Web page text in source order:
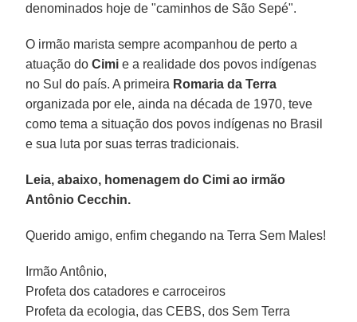
denominados hoje de "caminhos de São Sepé".
O irmão marista sempre acompanhou de perto a
atuação doCimi e a realidade dos povos indígenas
no Sul do país. A primeira Romaria da Terra
organizada por ele, ainda na década de 1970, teve
como tema a situação dos povos indígenas no Brasil
e sua luta por suas terras tradicionais.
Leia, abaixo, homenagem do Cimi ao irmão
Antônio Cecchin.
Querido amigo, enfim chegando na Terra Sem Males!
Irmão Antônio,
Profeta dos catadores e carroceiros
Profeta da ecologia, das CEBS, dos Sem Terra